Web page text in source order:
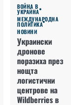
ВОЙНА В
УКРАЙНА
МЕЖДУНАРОДНА
ПОЛИТИКА
НОВИНИ
Украински
дронове
поразиха през
нощта
логистични
центрове на
Wildberries в